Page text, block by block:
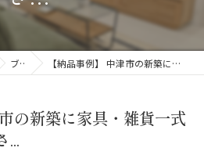
ブログ 【納品事例】 中津市の新築に家具・雑貨一式をコーディネートさ...
の新築に家具・雑貨一式
...